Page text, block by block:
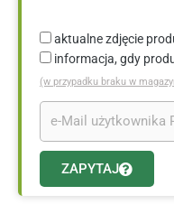
aktualne zdjęcie
informacja, gdy
(w przypadku braku w
ZAPYTAJ